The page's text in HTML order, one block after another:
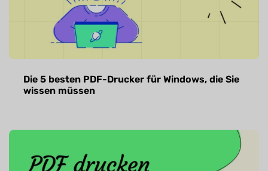
Die 5 besten PDF-Drucker für Windows, die Sie
wissen müssen